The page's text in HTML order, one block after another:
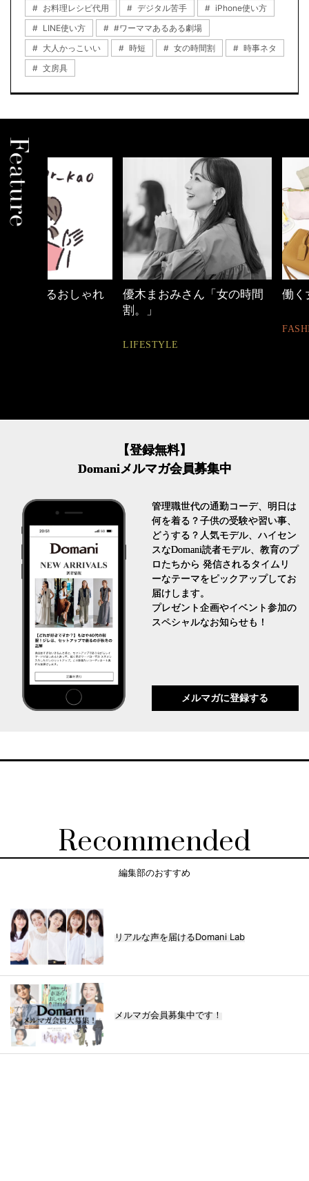
お料理レシピ代用
デジタル苦手
iPhone使い方
LINE使い方
#ワーママあるある劇場
大人かっこいい
時短 女の時間割
時事ネタ
文房具
優木まおみさん「女の時間
働く女性のバッグ
【登録無料】
Domaniメルマガ会員募集中
管理職世代の通勤コーデ、明日は
何を着る？子供の受験や習い事、
どうする？人気モデル、ハイセン
スなDomani読者モデル、教育のプ
ロたちから 発信されるタイムリ
ーなテーマをピックアップしてお
届けします。
プレゼント企画やイベント参加の
スペシャルなお知らせも！
メルマガに登録する
Recommended
編集部のおすすめ
リアルな声を届けるDomani Lab
メルマガ会員募集中です！